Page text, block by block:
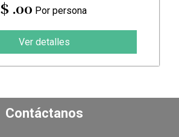
$ .00 Por persona
Ver detalles
Contáctanos